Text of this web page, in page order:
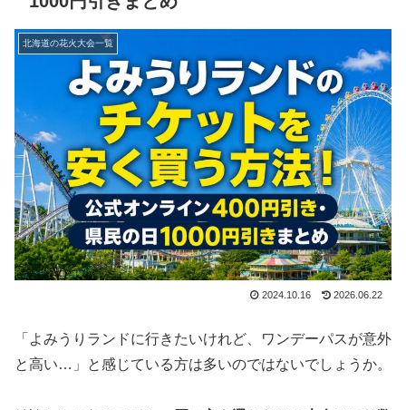
北海道の花火大会一覧
2024.10.16 2026.06.22
「よみうりランドに行きたいけれど、ワンデーパスが意外
と高い…」と感じている方は多いのではないでしょうか。